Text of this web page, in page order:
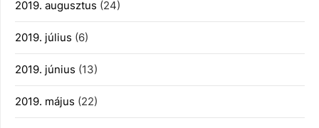
2019. augusztus (24)
2019. július (6)
2019. június (13)
2019. május (22)